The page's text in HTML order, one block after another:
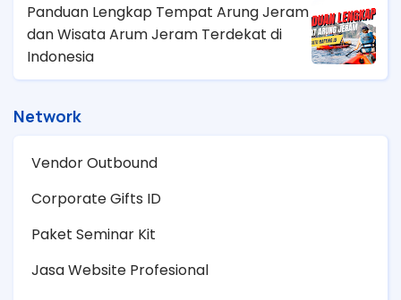
Panduan Lengkap Tempat Arung Jeram
dan Wisata Arum Jeram Terdekat di
Indonesia
Network
Vendor Outbound
Corporate Gifts ID
Paket Seminar Kit
Jasa Website Profesional